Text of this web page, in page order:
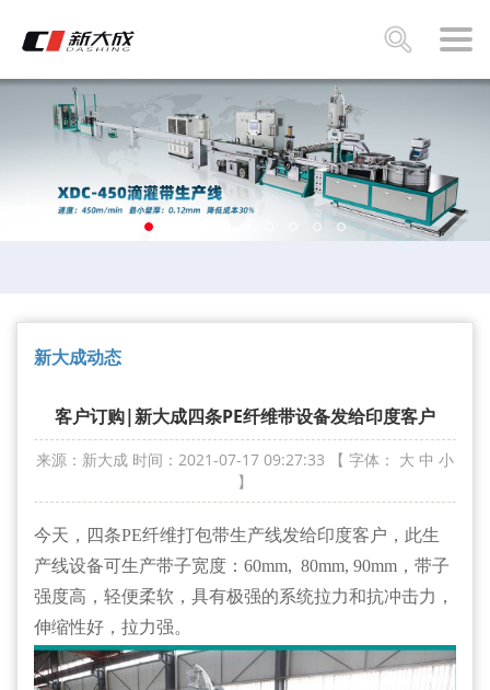
新大成动态
客户订购|新大成四条PE纤维带设备发给印度客户
来源：新大成 时间：2021-07-17 09:27:33 【 字体： 大 中 小
】
今天，四条PE纤维打包带生产线发给印度客户，此生
产线设备可生产带子宽度：60mm, 80mm, 90mm，带子
强度高，轻便柔软，具有极强的系统拉力和抗冲击力，
伸缩性好，拉力强。